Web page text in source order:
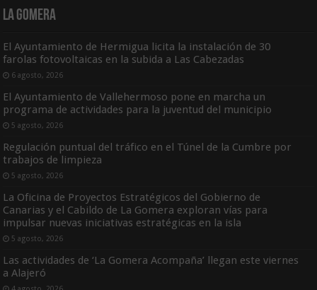
La Gomera
El Ayuntamiento de Hermigua licita la instalación de 30
farolas fotovoltaicas en la subida a Las Cabezadas
6 agosto, 2026
El Ayuntamiento de Vallehermoso pone en marcha un
programa de actividades para la juventud del municipio
5 agosto, 2026
Regulación puntual del tráfico en el Túnel de la Cumbre por
trabajos de limpieza
5 agosto, 2026
La Oficina de Proyectos Estratégicos del Gobierno de
Canarias y el Cabildo de La Gomera exploran vías para
impulsar nuevas iniciativas estratégicas en la isla
5 agosto, 2026
Las actividades de ‘La Gomera Acompaña’ llegan este viernes
a Alajeró
4 agosto, 2026